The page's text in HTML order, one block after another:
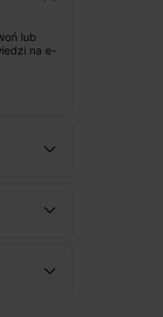
lub
na e-